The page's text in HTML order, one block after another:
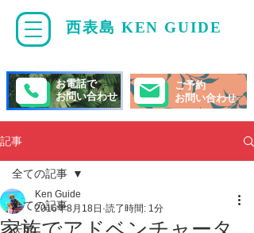
西表島 KEN GUIDE
ご予約
お問い合わせ
お電話で
お問い合わせ
記事
全ての記事
天気
全ての記事
Ken Guide
2016年8月18日 読了時間: 1分